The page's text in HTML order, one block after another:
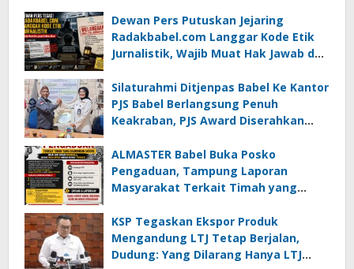
Dewan Pers Putuskan Jejaring
Radakbabel.com Langgar Kode Etik
Jurnalistik, Wajib Muat Hak Jawab dan
Silaturahmi Ditjenpas Babel Ke Kantor
PJS Babel Berlangsung Penuh
Keakraban, PJS Award Diserahkan
ALMASTER Babel Buka Posko
Pengaduan, Tampung Laporan
Masyarakat Terkait Timah yang
KSP Tegaskan Ekspor Produk
Mengandung LTJ Tetap Berjalan,
Dudung: Yang Dilarang Hanya LTJ